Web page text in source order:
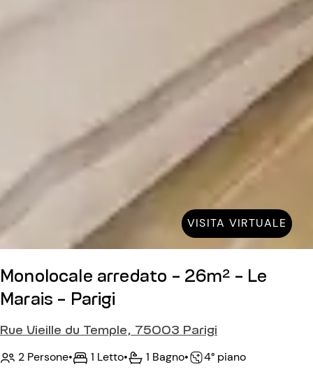
VISITA VIRTUALE
Monolocale arredato - 26m² - Le
Marais - Parigi
Rue Vieille du Temple, 75003 Parigi
2 Persone• 1 Letto• 1 Bagno•
4° piano